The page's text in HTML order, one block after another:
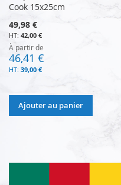
Cook 15x25cm
49,98 €
42,00 €
À partir de
46,41 €
39,00 €
Ajouter au panier